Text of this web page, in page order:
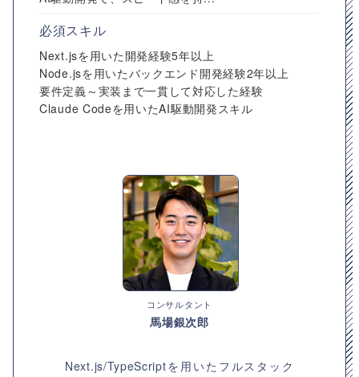
必須スキル
Next.jsを用いた開発経験5年以上
Node.jsを用いたバックエンド開発経験2年以上
要件定義～実装まで一貫して対応した経験
Claude Codeを用いたAI駆動開発スキル
コンサルタント
馬場銀次郎
Next.js/TypeScriptを用いたフルスタック